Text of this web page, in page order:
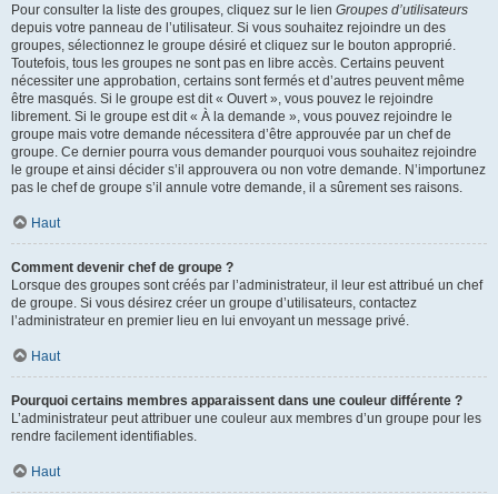
Pour consulter la liste des groupes, cliquez sur le lien Groupes d’utilisateurs
depuis votre panneau de l’utilisateur. Si vous souhaitez rejoindre un des
groupes, sélectionnez le groupe désiré et cliquez sur le bouton approprié.
Toutefois, tous les groupes ne sont pas en libre accès. Certains peuvent
nécessiter une approbation, certains sont fermés et d’autres peuvent même
être masqués. Si le groupe est dit « Ouvert », vous pouvez le rejoindre
librement. Si le groupe est dit « À la demande », vous pouvez rejoindre le
groupe mais votre demande nécessitera d’être approuvée par un chef de
groupe. Ce dernier pourra vous demander pourquoi vous souhaitez rejoindre
le groupe et ainsi décider s’il approuvera ou non votre demande. N’importunez
pas le chef de groupe s’il annule votre demande, il a sûrement ses raisons.
Haut
Comment devenir chef de groupe ?
Lorsque des groupes sont créés par l’administrateur, il leur est attribué un chef
de groupe. Si vous désirez créer un groupe d’utilisateurs, contactez
l’administrateur en premier lieu en lui envoyant un message privé.
Haut
Pourquoi certains membres apparaissent dans une couleur différente ?
L’administrateur peut attribuer une couleur aux membres d’un groupe pour les
rendre facilement identifiables.
Haut